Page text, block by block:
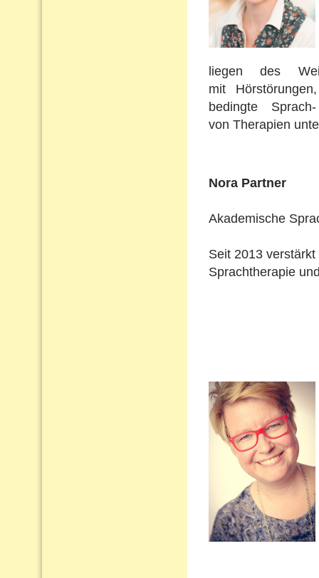
liegen des
mit
bedingte
von Therapien
Nora Partner
Akademische
Seit 2013
Sprachtherapie